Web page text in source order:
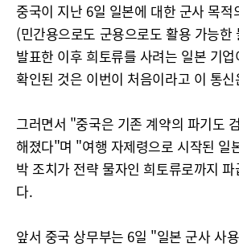
중국이 지난 6일 일본에 대한 군사 목적
(민간용으로도 군용으로도 활용 가능한
발표한 이후 희토류를 사려는 일본 기
확인된 것은 이번이 처음이라고 이 통
그러면서 "중국은 기존 계약의 파기도
해졌다"며 "여행 자제령으로 시작된 일
박 조치가 전략 물자인 희토류로까지
다.
앞서 중국 상무부는 6일 "일본 군사 사